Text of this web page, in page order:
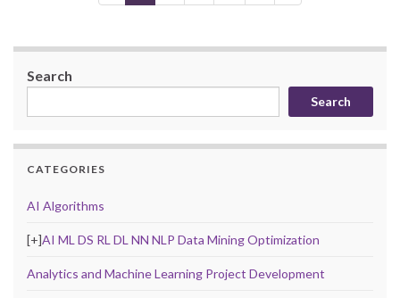
Search
Search
CATEGORIES
AI Algorithms
[+]AI ML DS RL DL NN NLP Data Mining Optimization
Analytics and Machine Learning Project Development